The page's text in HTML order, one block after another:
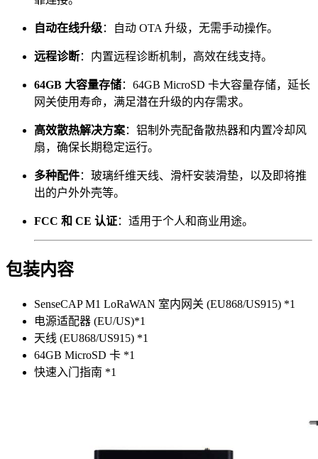
自动在线升级：自动 OTA 升级，无需手动操作。
远程诊断：内置远程诊断机制，高效在线支持。
64GB 大容量存储：64GB MicroSD 卡大容量存储，延长
网关使用寿命，满足潜在升级的内存需求。
高效散热解决方案：铝制外壳配备散热器和内置冷却风
扇，确保长期稳定运行。
多种配件：玻璃纤维天线、滑杆安装滑垫，以及即将推
出的户外外壳等。
FCC 和 CE 认证：适用于个人和商业用途。
包装内容
SenseCAP M1 LoRaWAN 室内网关 (EU868/US915) *1
电源适配器 (EU/US)*1
天线 (EU868/US915) *1
64GB MicroSD 卡 *1
快速入门指南 *1